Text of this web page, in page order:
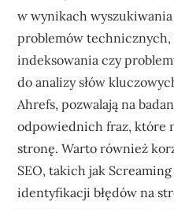
w wynikach
problemów technicznych,
indeksowania czy
do analizy słów
Ahrefs, pozwalają na
odpowiednich fraz, które
stronę. Warto również
SEO, takich jak
identyfikacji błędów na